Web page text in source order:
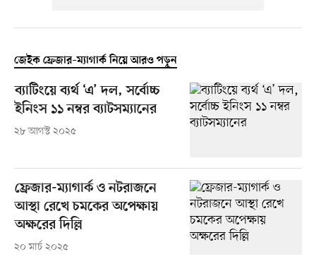
জেইক ফ্রেজার–ম্যাগার্ক নিয়ে আরও পড়ুন
ব্যাটিংয়ে ব্যর্থ ‘এ’ দল, সর্বোচ্চ
ইনিংস ১১ নম্বর ব্যাটসম্যানের
২৮ আগস্ট ২০২৫
ফ্রেজার-ম্যাগার্ক ও নটরাজনে
আস্থা রেখে চমকের অপেক্ষায়
অক্ষরের দিল্লি
২০ মার্চ ২০২৫